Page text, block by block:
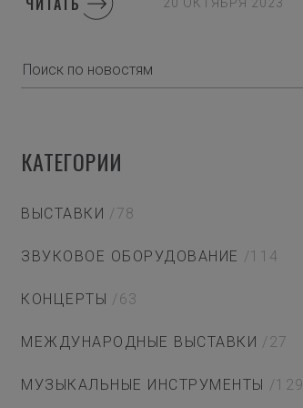
20 ОКТЯБРЯ 2023
КАТЕГОРИИ
ВЫСТАВКИ /78
ЗВУКОВОЕ ОБОРУДОВАНИЕ /114
КОНЦЕРТЫ /63
МЕЖДУНАРОДНЫЕ ВЫСТАВКИ /27
МУЗЫКАЛЬНЫЕ ИНСТРУМЕНТЫ /129